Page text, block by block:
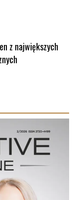
z największych